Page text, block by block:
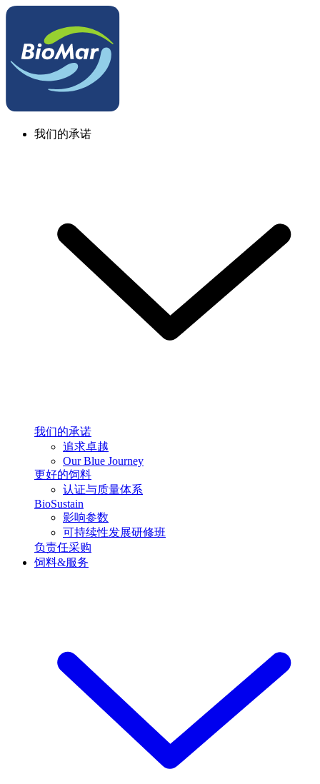
我们的承诺
我们的承诺
追求卓越
Our Blue Journey
更好的饲料
认证与质量体系
BioSustain
影响参数
可持续性发展研修班
负责任采购
饲料&服务